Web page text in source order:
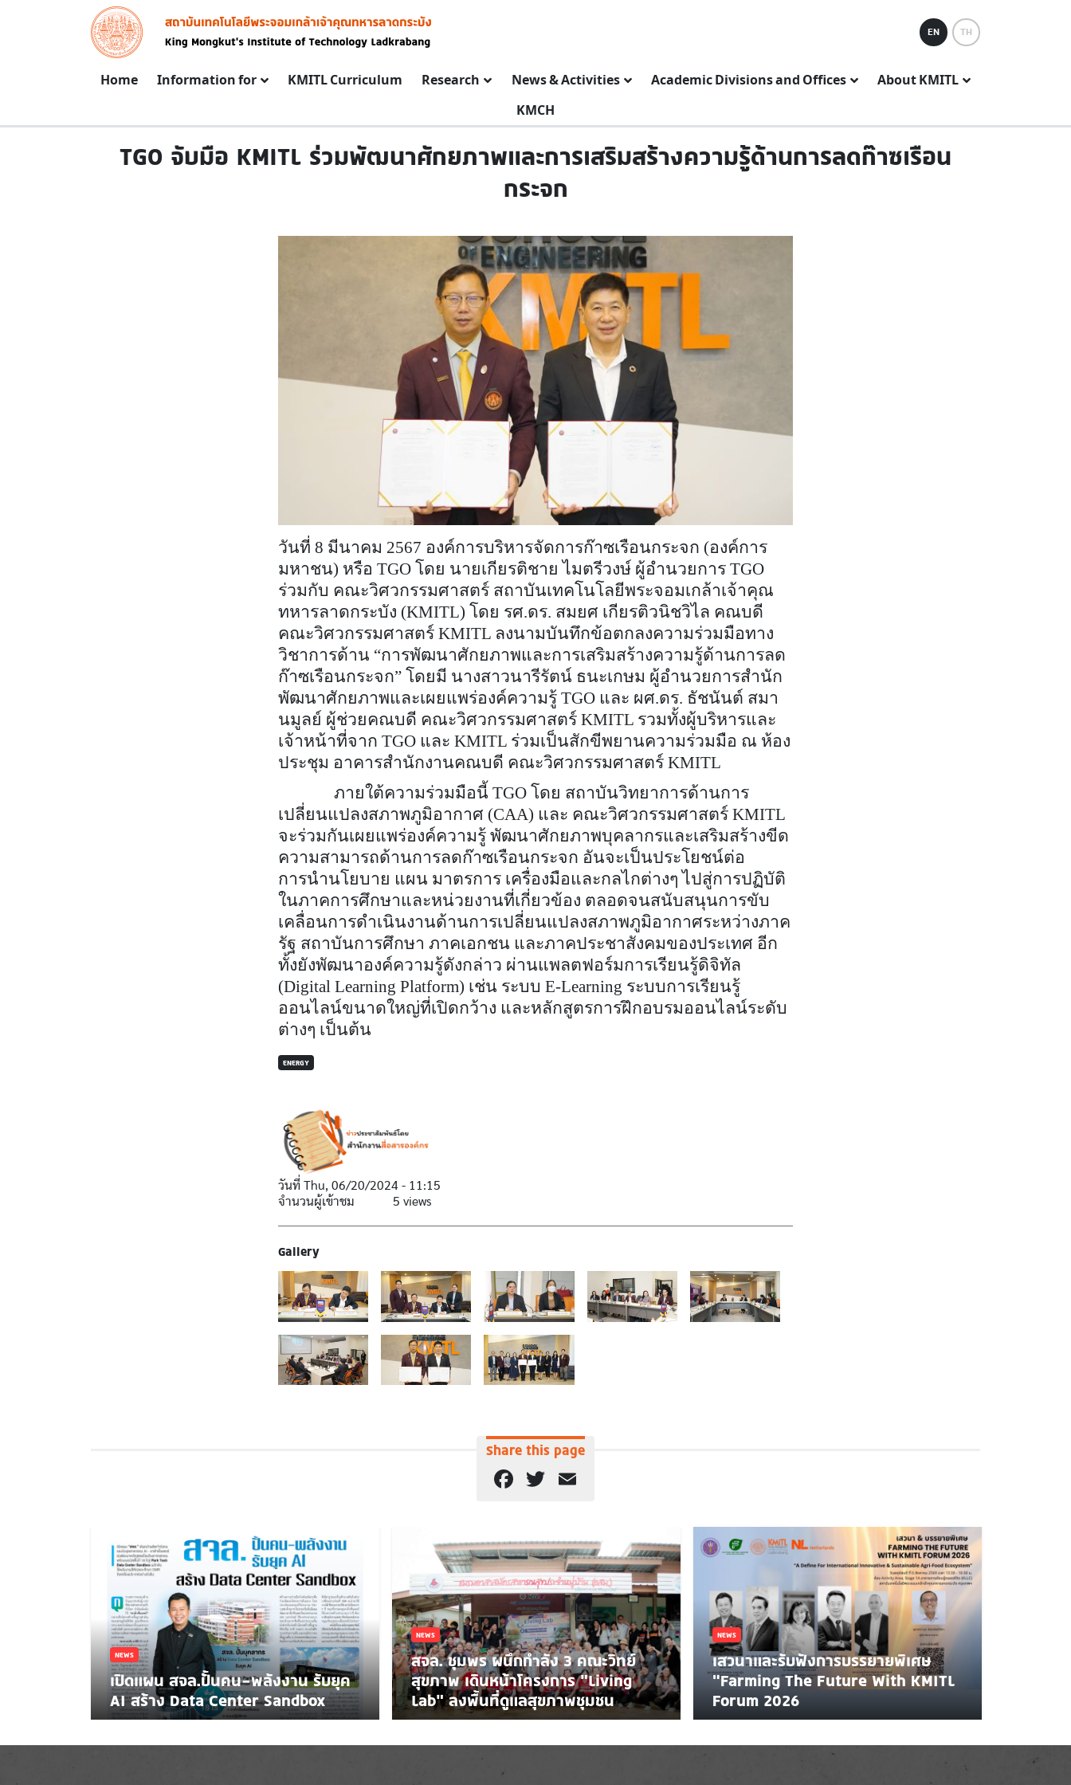
Skip to main content
Image
EN TH
Main navigation
Home Information for KMITL Curriculum Research News & Activities Academic Divisions and Offices
About KMITL
KMCH
TGO จับมือ KMITL ร่วมพัฒนาศักยภาพและการเสริมสร้างความรู้ด้านการลดก๊าซเรือน
กระจก
วันที่ 8 มีนาคม 2567 องค์การบริหารจัดการก๊าซเรือนกระจก (องค์การ
มหาชน) หรือTGOโดย นายเกียรติชาย ไมตรีวงษ์ ผู้อำนวยการTGO
ร่วมกับ คณะวิศวกรรมศาสตร์ สถาบันเทคโนโลยีพระจอมเกล้าเจ้าคุณ
ทหารลาดกระบัง (KMITL)โดย รศ.ดร. สมยศ เกียรติวนิชวิไล คณบดี
คณะวิศวกรรมศาสตร์KMITL ลงนามบันทึกข้อตกลงความร่วมมือทาง
วิชาการด้าน “การพัฒนาศักยภาพและการเสริมสร้างความรู้ด้านการลด
ก๊าซเรือนกระจก” โดยมี นางสาวนารีรัตน์ ธนะเกษม ผู้อำนวยการสำนัก
พัฒนาศักยภาพและเผยแพร่องค์ความรู้TGO และ ผศ.ดร. ธัชนันต์ สมา
นมูลย์ ผู้ช่วยคณบดี คณะวิศวกรรมศาสตร์KMITL รวมทั้งผู้บริหารและ
เจ้าหน้าที่จากTGO และKMITL ร่วมเป็นสักขีพยานความร่วมมือ ณ ห้อง
ประชุม อาคารสำนักงานคณบดี คณะวิศวกรรมศาสตร์KMITL
ภายใต้ความร่วมมือนี้TGOโดย สถาบันวิทยาการด้านการ
เปลี่ยนแปลงสภาพภูมิอากาศ (CAA) และ คณะวิศวกรรมศาสตร์KMITL
จะร่วมกันเผยแพร่องค์ความรู้ พัฒนาศักยภาพบุคลากรและเสริมสร้างขีด
ความสามารถด้านการลดก๊าซเรือนกระจก อันจะเป็นประโยชน์ต่อ
การนำนโยบาย แผน มาตรการ เครื่องมือและกลไกต่างๆ ไปสู่การปฏิบัติ
ในภาคการศึกษาและหน่วยงานที่เกี่ยวข้อง ตลอดจนสนับสนุนการขับ
เคลื่อนการดำเนินงานด้านการเปลี่ยนแปลงสภาพภูมิอากาศระหว่างภาค
รัฐ สถาบันการศึกษา ภาคเอกชน และภาคประชาสังคมของประเทศ อีก
ทั้งยังพัฒนาองค์ความรู้ดังกล่าว ผ่านแพลตฟอร์มการเรียนรู้ดิจิทัล
(Digital Learning Platform) เช่น ระบบE-Learning ระบบการเรียนรู้
ออนไลน์ขนาดใหญ่ที่เปิดกว้าง และหลักสูตรการฝึกอบรมออนไลน์ระดับ
ต่างๆ เป็นต้น
ENERGY
วันที่Thu, 06/20/2024 - 11:15
จำนวนผู้เข้าชม
5 views
Gallery
Share this page
Facebook
Twitter
NEWS
เปิดแผน สจล.ปั้นคน-พลังงาน รับยุค
AI สร้าง Data Center Sandbox
NEWS
สจล. ชุมพร ผนึกกำลัง 3 คณะวิทย์
สุขภาพ เดินหน้าโครงการ “Living
Lab” ลงพื้นที่ดูแลสุขภาพชุมชน
NEWS
เสวนาและรับฟังการบรรยายพิเศษ
"Farming The Future With KMITL
Forum 2026